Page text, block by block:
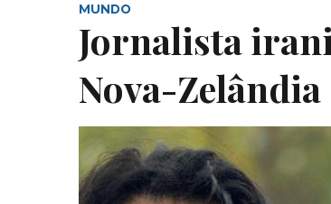
MUNDO
Jornalista
Nova-Zelândia